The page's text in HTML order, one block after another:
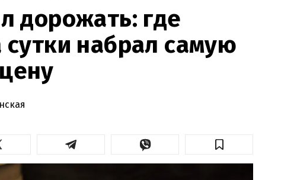
дорожать: где
сутки набрал самую